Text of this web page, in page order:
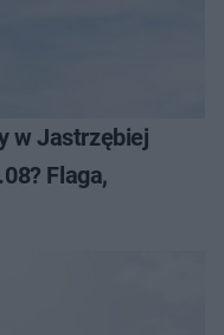
w Jastrzębiej
Flaga,